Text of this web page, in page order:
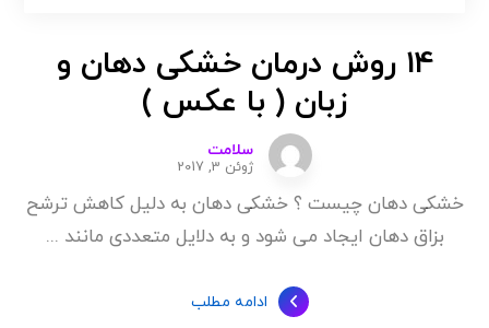
14 روش درمان خشکی دهان و
زبان ( با عکس )
سلامت
ژوئن 3, 2017
خشکی دهان چیست ؟ خشکی دهان به دلیل کاهش ترشح
بزاق دهان ایجاد می شود و به دلایل متعددی مانند ...
ادامه مطلب